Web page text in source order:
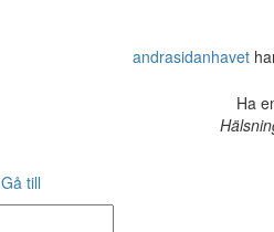
andrasidanhavet
Ha
Gå till